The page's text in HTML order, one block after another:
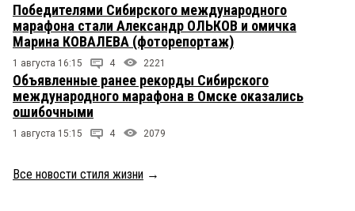
Победителями Сибирского международного
марафона стали Александр ОЛЬКОВ и омичка
Марина КОВАЛЕВА (фоторепортаж)
1 августа 16:15 4 2221
Объявленные ранее рекорды Сибирского
международного марафона в Омске оказались
ошибочными
1 августа 15:15 4 2079
Все новости стиля жизни →